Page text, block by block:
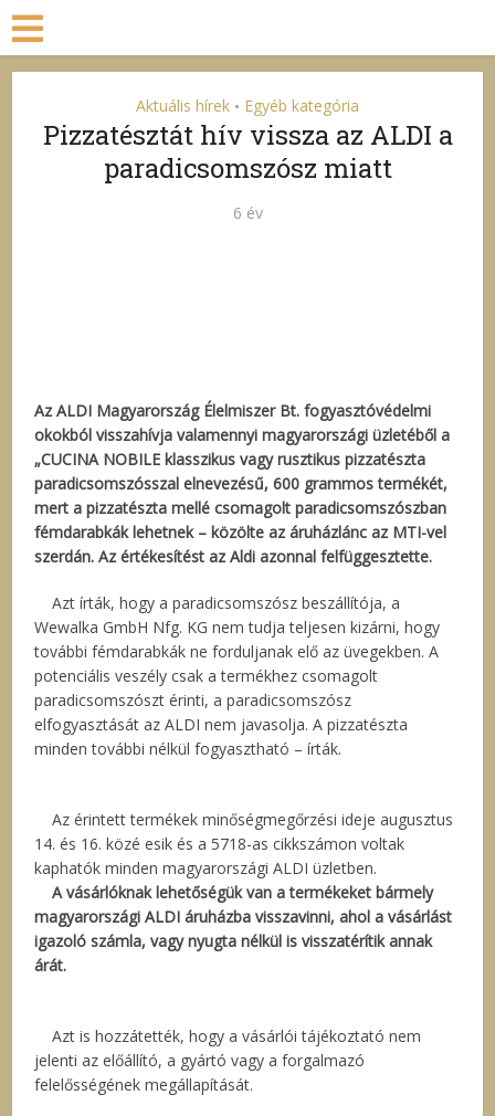
Aktuális hírek • Egyéb kategória
Pizzatésztát hív vissza az ALDI a
paradicsomszósz miatt
6 év
Az ALDI Magyarország Élelmiszer Bt. fogyasztóvédelmi
okokból visszahívja valamennyi magyarországi üzletéből a
„CUCINA NOBILE klasszikus vagy rusztikus pizzatészta
paradicsomszósszal elnevezésű, 600 grammos termékét,
mert a pizzatészta mellé csomagolt paradicsomszószban
fémdarabkák lehetnek – közölte az áruházlánc az MTI-vel
szerdán. Az értékesítést az Aldi azonnal felfüggesztette.
Azt írták, hogy a paradicsomszósz beszállítója, a
Wewalka GmbH Nfg. KG nem tudja teljesen kizárni, hogy
további fémdarabkák ne forduljanak elő az üvegekben. A
potenciális veszély csak a termékhez csomagolt
paradicsomszószt érinti, a paradicsomszósz
elfogyasztását az ALDI nem javasolja. A pizzatészta
minden további nélkül fogyasztható – írták.
Az érintett termékek minőségmegőrzési ideje augusztus
14. és 16. közé esik és a 5718-as cikkszámon voltak
kaphatók minden magyarországi ALDI üzletben.
A vásárlóknak lehetőségük van a termékeket bármely
magyarországi ALDI áruházba visszavinni, ahol a vásárlást
igazoló számla, vagy nyugta nélkül is visszatérítik annak
árát.
Azt is hozzátették, hogy a vásárlói tájékoztató nem
jelenti az előállító, a gyártó vagy a forgalmazó
felelősségének megállapítását.